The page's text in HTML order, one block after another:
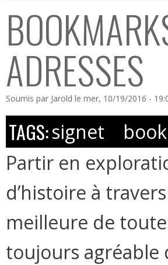
ADRESSES
Soumis par Jarold le mer, 10/19/2016 -
TAGS:signet
Partir en
d’histoire à
meilleure de
toujours agréable